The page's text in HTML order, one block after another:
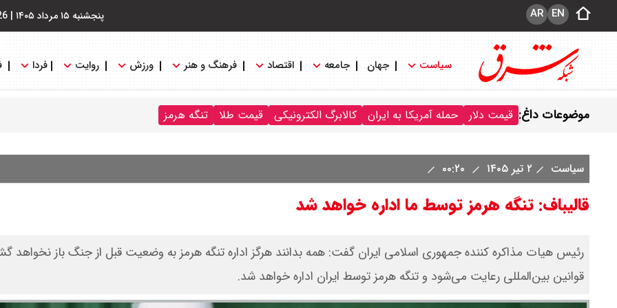
پنجشنبه ۱۵ مرداد ۱۴۰۵ | EN
AR
سیاست جهان جامعه اقتصاد فرهنگ و هنر ورزش روایت فردا
موضوعات داغ: قیمت دلار حمله آمریکا به ایران کالابرگ الکترونیکی قیمت طلا تنگه هرمز
سیاست ۲ تیر ۱۴۰۵
قالیباف: تنگه هرمز توسط ما اداره خواهد شد
رئیس هیات مذاکره کننده جمهوری اسلامی ایران گفت: همه بدانند هرگز اداره تنگه هرمز به وضعیت قبل از جنگ باز نخواهد
قوانین بین‌المللی رعایت می‌شود و تنگه هرمز توسط ایران اداره خواهد شد.